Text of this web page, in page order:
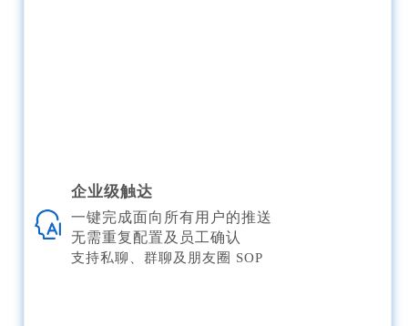
企业级触达
一键完成面向所有用户的推送
无需重复配置及员工确认
支持私聊、群聊及朋友圈 SOP